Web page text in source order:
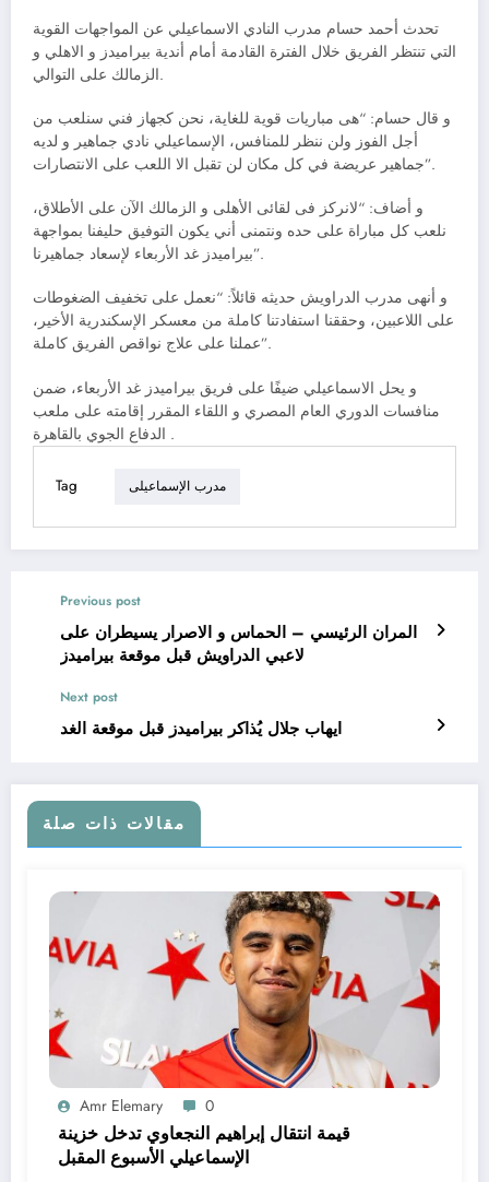
تحدث أحمد حسام مدرب النادي الاسماعيلي عن المواجهات القوية
التي تنتظر الفريق خلال الفترة القادمة أمام أندية بيراميدز و الاهلي و
الزمالك على التوالي.
و قال حسام: “هى مباريات قوية للغاية، نحن كجهاز فني سنلعب من
أجل الفوز ولن ننظر للمنافس، الإسماعيلي نادي جماهير و لديه
جماهير عريضة في كل مكان لن تقبل الا اللعب على الانتصارات”.
و أضاف: “لانركز فى لقائى الأهلى و الزمالك الآن على الأطلاق،
نلعب كل مباراة على حده ونتمنى أني يكون التوفيق حليفنا بمواجهة
بيراميدز غد الأربعاء لإسعاد جماهيرنا”.
و أنهى مدرب الدراويش حديثه قائلاً: “نعمل على تخفيف الضغوطات
على اللاعبين، وحققنا استفادتنا كاملة من معسكر الإسكندرية الأخير،
عملنا على علاج نواقص الفريق كاملة”.
و يحل الاسماعيلي ضيفًا على فريق بيراميدز غد الأربعاء، ضمن
منافسات الدوري العام المصري و اللقاء المقرر إقامته على ملعب
الدفاع الجوي بالقاهرة .
Tag مدرب الإسماعيلى
Previous post
المران الرئيسي – الحماس و الاصرار يسيطران على
لاعبي الدراويش قبل موقعة بيراميدز
Next post
ايهاب جلال يُذاكر بيراميدز قبل موقعة الغد
مقالات ذات صلة
Amr Elemary 0
قيمة انتقال إبراهيم النجعاوي تدخل خزينة
الإسماعيلي الأسبوع المقبل